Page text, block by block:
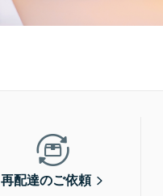
再配達のご依頼